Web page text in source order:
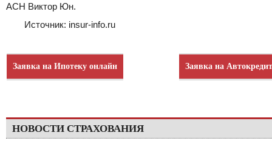
АСН Виктор Юн.
Источник: insur-info.ru
Заявка на Ипотеку онлайн Заявка на
НОВОСТИ СТРАХОВАНИЯ